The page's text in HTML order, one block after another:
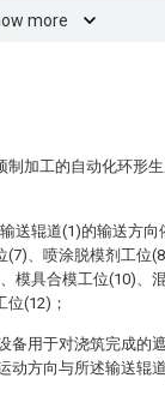
more
制加工的自动化环形
送辊道(1)的输送方向
(7)、喷涂脱模剂工位
模具合模工位(10)、
位(12)；
备用于对浇筑完成的
动方向与所述输送辊